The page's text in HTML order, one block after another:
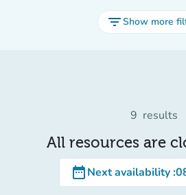
filter_listShow more
9 results
All resources are
date_rangeNext availability: